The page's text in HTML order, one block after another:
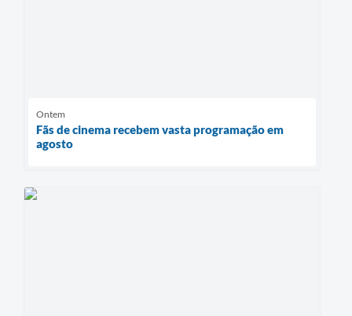
Ontem
Fãs de cinema recebem vasta programação em
agosto